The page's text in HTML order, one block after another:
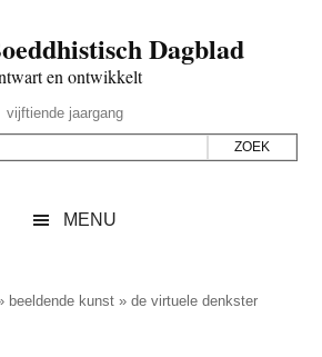
Dagblad
en ontwikkelt
vijftiende jaargang
MENU
beeldende kunst »de virtuele denkster